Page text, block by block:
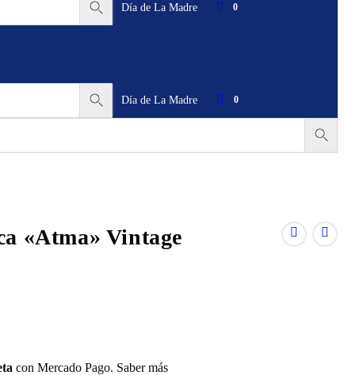
Día de La Madre 0
Día de La Madre 0
«Atma» Vintage
con Mercado Pago. Saber más